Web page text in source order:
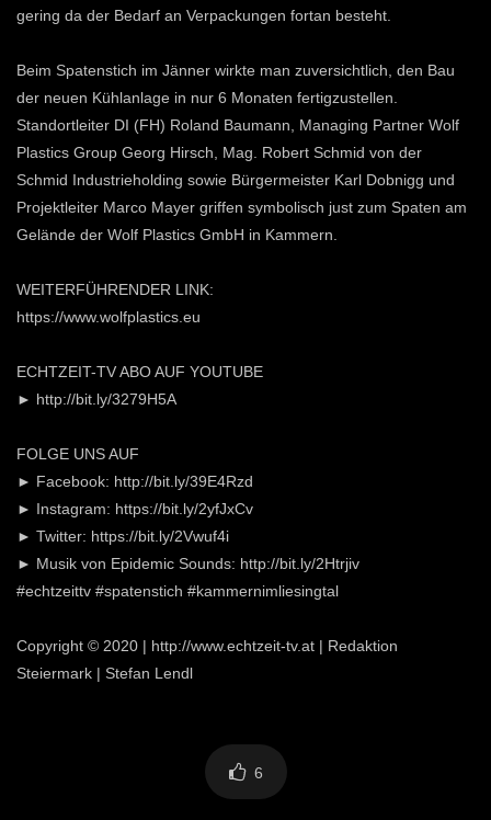
gering da der Bedarf an Verpackungen fortan besteht.
Beim Spatenstich im Jänner wirkte man zuversichtlich, den Bau
der neuen Kühlanlage in nur 6 Monaten fertigzustellen.
Standortleiter DI (FH) Roland Baumann, Managing Partner Wolf
Plastics Group Georg Hirsch, Mag. Robert Schmid von der
Schmid Industrieholding sowie Bürgermeister Karl Dobnigg und
Projektleiter Marco Mayer griffen symbolisch just zum Spaten am
Gelände der Wolf Plastics GmbH in Kammern.
WEITERFÜHRENDER LINK:
https://www.wolfplastics.eu
ECHTZEIT-TV ABO AUF YOUTUBE
► http://bit.ly/3279H5A
FOLGE UNS AUF
► Facebook: http://bit.ly/39E4Rzd
► Instagram: https://bit.ly/2yfJxCv
► Twitter: https://bit.ly/2Vwuf4i
► Musik von Epidemic Sounds: http://bit.ly/2Htrjiv
#echtzeittv #spatenstich #kammernimliesingtal
Copyright © 2020 | http://www.echtzeit-tv.at | Redaktion
Steiermark | Stefan Lendl
6